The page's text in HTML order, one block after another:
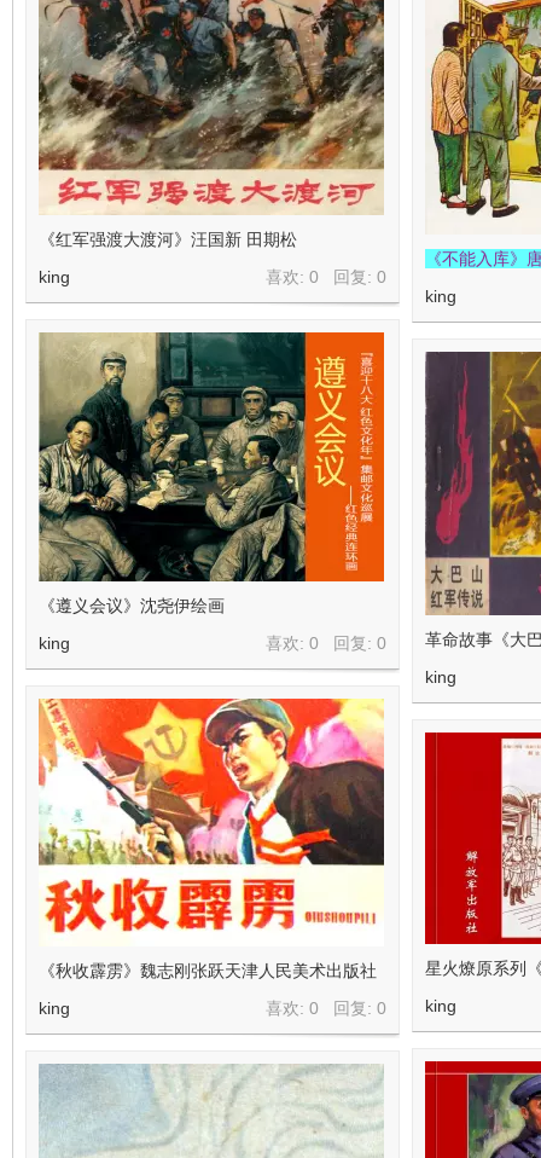
《红军强渡大渡河》汪国新 田期松
喜欢: 0 回复: 0
king
《不能入库》
king
《遵义会议》沈尧伊绘画
喜欢: 0 回复: 0
king
革命故事《大
king
《秋收霹雳》魏志刚张跃天津人民美术出版社
喜欢: 0 回复: 0
king
星火燎原系列
king